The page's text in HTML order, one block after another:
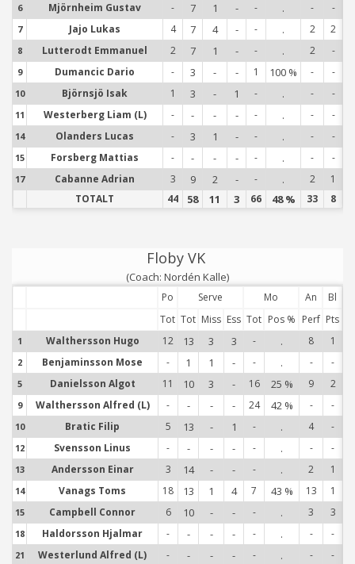
6 Mjörnheim Gustav - 7 1 - - . - -
7 Jajo Lukas 4 7 4 - - . 2 2
8 Lutterodt Emmanuel 2 7 1 - - . 2 -
9 Dumancic Dario - 3 - - 1 100 % - -
10 Björnsjö Isak 1 3 - 1 - . - -
11 Westerberg Liam (L) - - - - - . - -
14 Olanders Lucas - 3 1 - - . - -
15 Forsberg Mattias - - - - - . - -
17 Cabanne Adrian 3 9 2 - - . 2
1
TOTALT
44 58 11 3 66 48 % 33 8
Floby VK
(Coach: Nordén Kalle)
Po Serve Mo An
Bl
Tot Tot Miss Ess Tot Pos % Perf Pts
1 Walthersson Hugo 12 13 3 3 - . 8 1
2 Benjaminsson Mose - 1 1 - - . - -
5 Danielsson Algot 11 10 3 - 16 25 % 9 2
9 Walthersson Alfred (L) - - - - 24 42 % - -
10 Bratic Filip 5 13 - 1 - . 4 -
12 Svensson Linus - - - - - . - -
13 Andersson Einar 3 14 - - - . 2 1
14 Vanags Toms 18 13 1 4 7 43 % 13 1
15 Campbell Connor 6 10 - - - . 3 3
18 Haldorsson Hjalmar - - - - - . - -
21 Westerlund Alfred (L) - - - - - . - -